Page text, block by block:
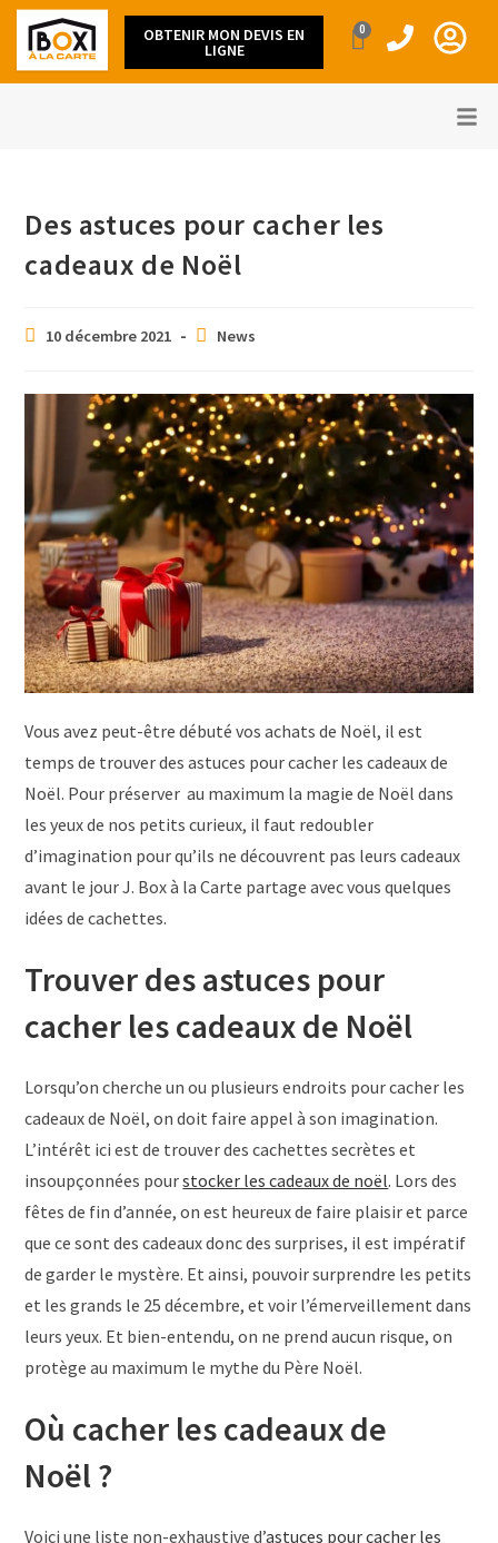
OBTENIR MON DEVIS EN
LIGNE
0
Des astuces pour cacher les
cadeaux de Noël
10 décembre 2021 News
Vous avez peut-être débuté vos achats de Noël, il est
temps de trouver des astuces pour cacher les cadeaux de
Noël. Pour préserver au maximum la magie de Noël dans
les yeux de nos petits curieux, il faut redoubler
d’imagination pour qu’ils ne découvrent pas leurs cadeaux
avant le jour J. Box à la Carte partage avec vous quelques
idées de cachettes.
Trouver des astuces pour
cacher les cadeaux de Noël
Lorsqu’on cherche un ou plusieurs endroits pour cacher les
cadeaux de Noël, on doit faire appel à son imagination.
L’intérêt ici est de trouver des cachettes secrètes et
insoupçonnées pourstocker les cadeaux de noël. Lors des
fêtes de fin d’année, on est heureux de faire plaisir et parce
que ce sont des cadeaux donc des surprises, il est impératif
de garder le mystère. Et ainsi, pouvoir surprendre les petits
et les grands le 25 décembre, et voir l’émerveillement dans
leurs yeux. Et bien-entendu, on ne prend aucun risque, on
protège au maximum le mythe du Père Noël.
Où cacher les cadeaux de
Noël ?
Voici une liste non-exhaustive d’astuces pour cacher les